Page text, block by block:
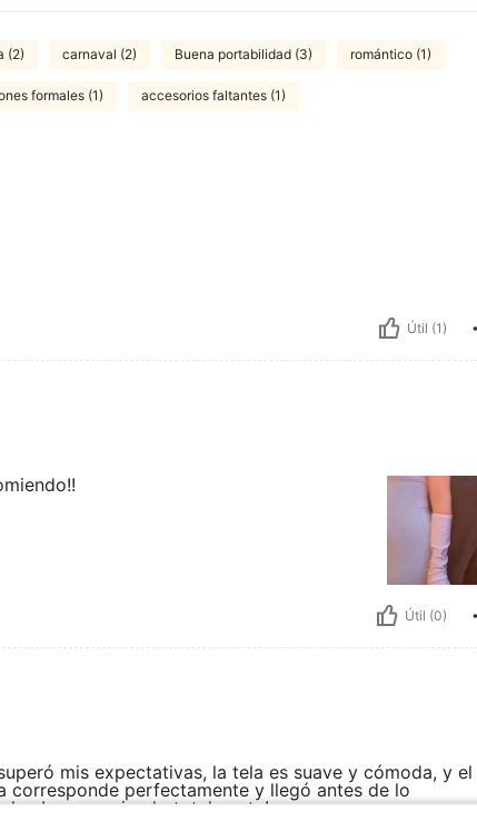
(2) carnaval (2) Buena portabilidad (3) romántico (1)
formales (1) accesorios faltantes (1)
Útil (1)
Útil (0)
mis expectativas, la tela es suave y cómoda, y el
corresponde perfectamente y llegó antes de lo
¡Lo recomiendo totalmente!